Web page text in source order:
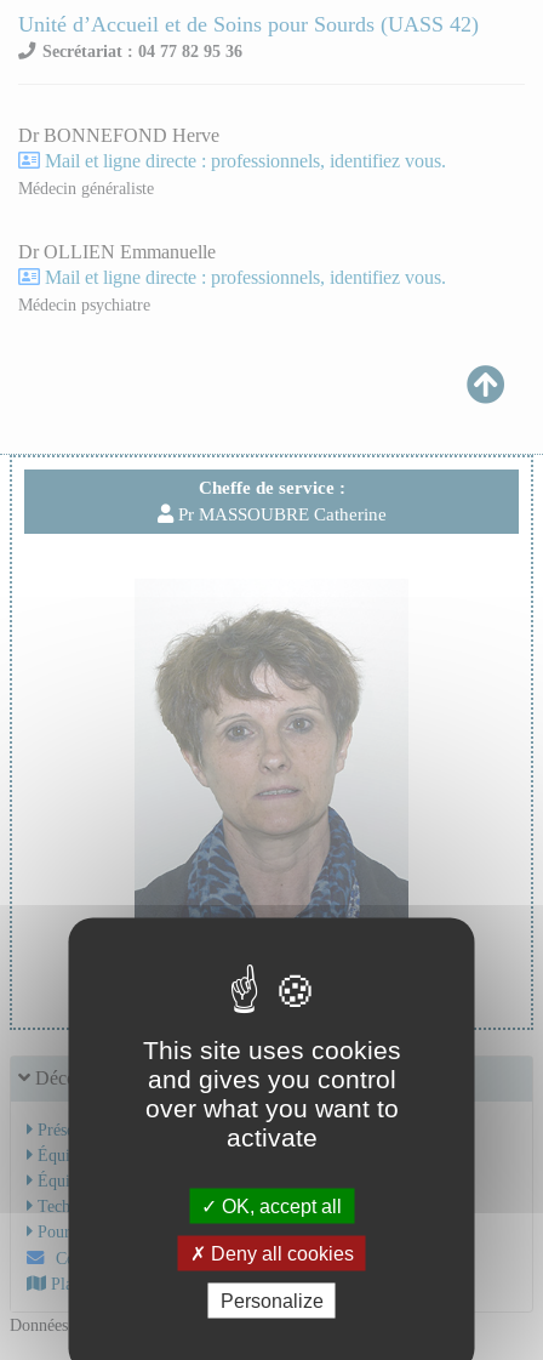
Cheffe de service :
Pr MASSOUBRE Catherine
Pr MASSOUBRE Catherine
Découvrir le service
Présentation de l'activité
Équipe Médicale
Équipe Soignante
Technique et soins
Pour une consultation
Contactez-nous par mail
Plan d'accès au CHU
Données mises à jour le 18/10/2022
Unité d’Accueil et de Soins pour Sourds (UASS 42)
Secrétariat : 04 77 82 95 36
Dr BONNEFOND Herve
Mail et ligne directe : professionnels, identifiez vous.
Médecin généraliste
Dr OLLIEN Emmanuelle
Mail et ligne directe : professionnels, identifiez vous.
Médecin psychiatre
This site uses cookies
and gives you control
over what you want to
activate
OK, accept all
Deny all cookies
Personalize